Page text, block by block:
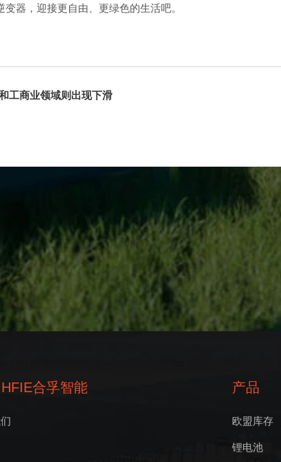
器，迎接更自由、更绿色的生活吧。
工商业领域则出现下滑
合孚智能 产品
欧盟库存
锂电池